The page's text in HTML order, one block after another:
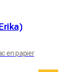
en papier